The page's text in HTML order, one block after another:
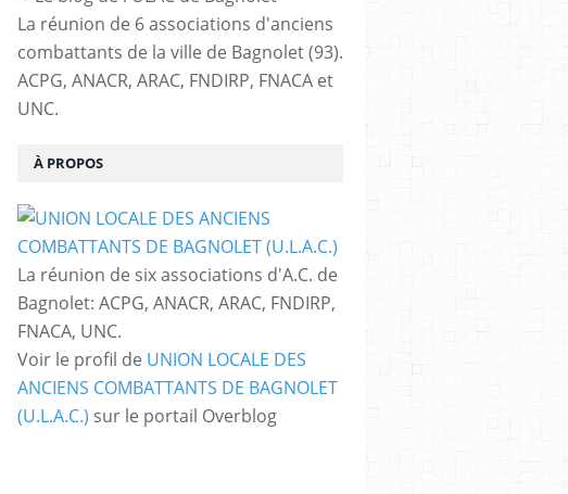
La réunion de 6 associations d'anciens
combattants de la ville de Bagnolet (93).
ACPG, ANACR, ARAC, FNDIRP, FNACA et
UNC.
À PROPOS
La réunion de six associations d'A.C. de
Bagnolet: ACPG, ANACR, ARAC, FNDIRP,
FNACA, UNC.
Voir le profil de UNION LOCALE DES
ANCIENS COMBATTANTS DE BAGNOLET
(U.L.A.C.) sur le portail Overblog